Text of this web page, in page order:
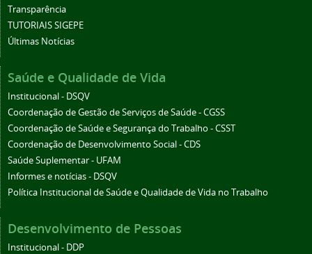
Transparência
TUTORIAIS SIGEPE
Últimas Notícias
Saúde e Qualidade de Vida
Institucional - DSQV
Coordenação de Gestão de Serviços de Saúde - CGSS
Coordenação de Saúde e Segurança do Trabalho - CSST
Coordenação de Desenvolvimento Social - CDS
Saúde Suplementar - UFAM
Informes e notícias - DSQV
Política Institucional de Saúde e Qualidade de Vida no Trabalho
Desenvolvimento de Pessoas
Institucional - DDP